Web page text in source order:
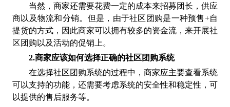
当然，商家还需要花费一定的成本来招募团长 ，供应
商以及物流和分销。但是，由于社区团购是一种预售+自
提货的方式，因此商家可以拥有较多的资金流，来开展社
区团购以及活动的促销上。
2.商家应该如何选择正确的社区团购系统
在选择社区团购系统的过程中，商家应主要查看系统
可以支持的功能，还需要考虑系统的安全性和稳定性，可
以提供的售后服务等。